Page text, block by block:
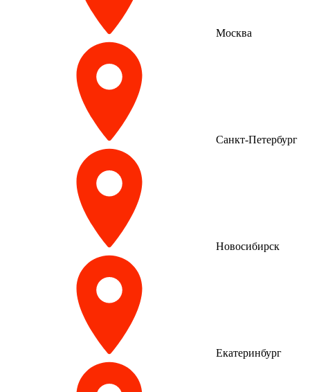
Москва
Санкт-Петербург
Новосибирск
Екатеринбург